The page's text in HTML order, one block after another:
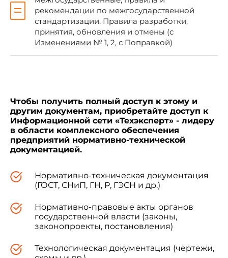
технической комиссией по стандартизации,
техническому нормированию и оценке
соответствия в строительстве (МНТКС)
(приложение Д к протоколу от 8 декабря 2011 г.
Краткое наименование страны
по МК (ИСО 3166) 004-97
Код страны по МК
(ИСО 3166) 004-97
Азербайджан
Армения AM
Киргизия
Молдова MD
рекомендации по межгосударственной
стандартизации. Правила разработки,
принятия, обновления и отмены (с
Изменениями № 1, 2, с Поправкой)
Чтобы получить полный доступ к этому и
другим документам, приобретайте доступ к
Информационной сети «Техэксперт» - лидеру
в области комплексного обеспечения
предприятий нормативно-технической
документацией.
Нормативно-техническая документация
(ГОСТ, СНиП, ГН, Р, ГЭСН и др.)
Нормативно-правовые акты органов
государственной власти (законы,
законопроекты, постановления)
Технологическая документация (чертежи,